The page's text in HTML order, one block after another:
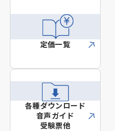
定価一覧
各種ダウンロード
音声ガイド
受験票他